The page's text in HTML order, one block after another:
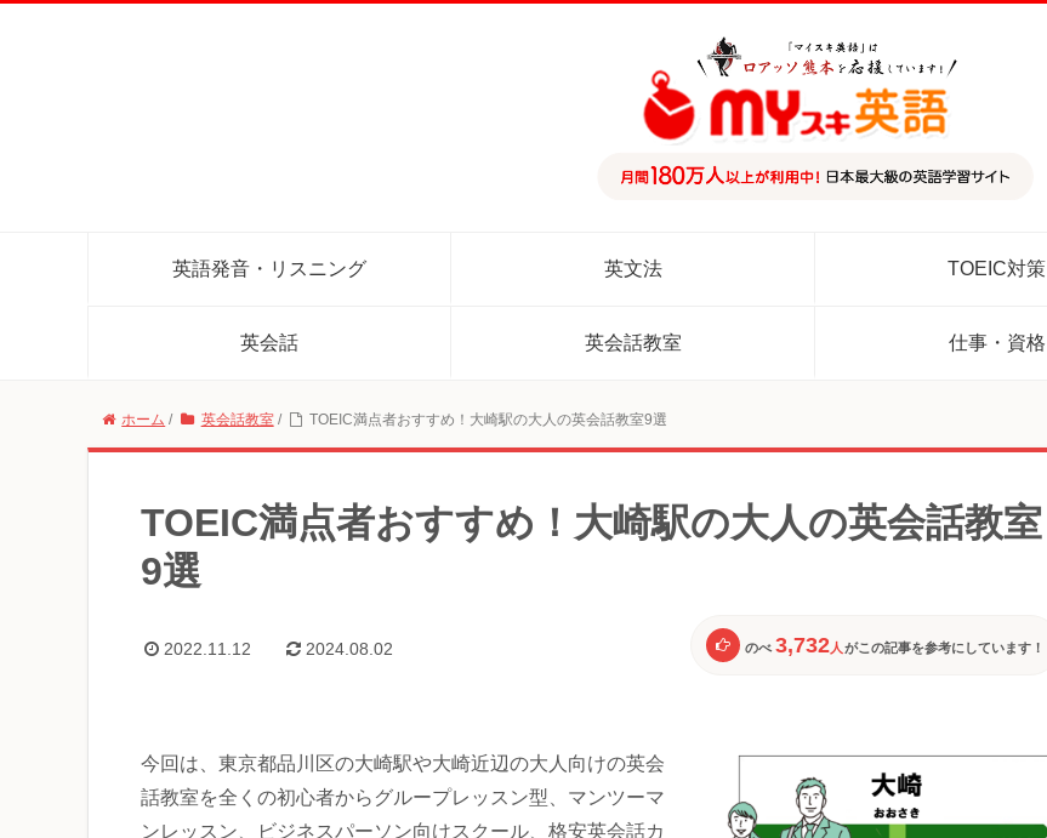
英語発音・リスニング 英文法 TOEIC対策
英会話 英会話教室 仕事・資格
ホーム / 英会話教室 / TOEIC満点者おすすめ！大崎駅の大人の英会話教室9選
TOEIC満点者おすすめ！大崎駅の大人の英会話教室
9選
2022.11.12 2024.08.02 のべ 3,732人 がこの記事を参考にしています！
今回は、東京都品川区の大崎駅や大崎近辺の大人向けの英会
話教室を全くの初心者からグループレッスン型、マンツーマ
ンレッスン、ビジネスパーソン向けスクール、格安英会話カ